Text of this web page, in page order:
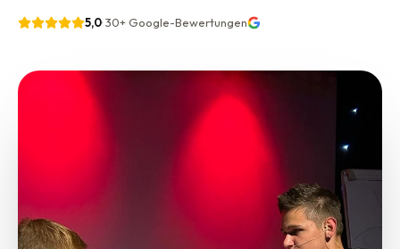
5,0·30+Google-Bewertungen